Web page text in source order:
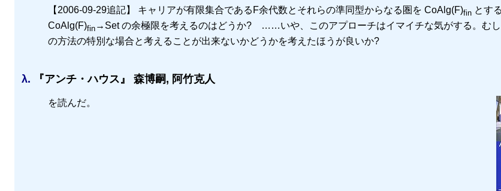
【2006-09-29追記】 キャリアが有限集合であるF余代数とそれらの準同型からなる圏を CoAlg(F)finとす
CoAlg(F)fin→Set の余極限を考えるのはどうか? ……いや、このアプローチはイマイチな気がする。むし
の方法の特別な場合と考えることが出来ないかどうかを考えたほうが良いか?
λ. 『アンチ・ハウス』 森博嗣, 阿竹克人
を読んだ。